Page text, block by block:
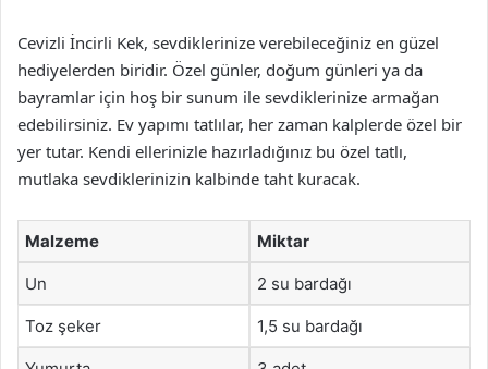
Cevizli İncirli Kek, sevdiklerinize verebileceğiniz en güzel
hediyelerden biridir. Özel günler, doğum günleri ya da
bayramlar için hoş bir sunum ile sevdiklerinize armağan
edebilirsiniz. Ev yapımı tatlılar, her zaman kalplerde özel bir
yer tutar. Kendi ellerinizle hazırladığınız bu özel tatlı,
mutlaka sevdiklerinizin kalbinde taht kuracak.
Malzeme Miktar
Un 2 su bardağı
Toz şeker 1,5 su bardağı